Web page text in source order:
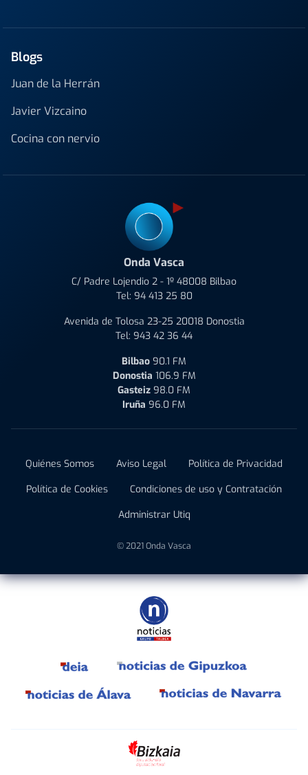
Blogs
Juan de la Herrán
Javier Vizcaino
Cocina con nervio
Onda Vasca
C/ Padre Lojendio 2 - 1º 48008 Bilbao
Tel: 94 413 25 80
Avenida de Tolosa 23-25 20018 Donostia
Tel: 943 42 36 44
Bilbao 90.1 FM
Donostia 106.9 FM
Gasteiz 98.0 FM
Iruña 96.0 FM
Quiénes Somos Aviso Legal
Política de Privacidad
Política de Cookies
Condiciones de uso y Contratación
Administrar Utiq
© 2021 Onda Vasca